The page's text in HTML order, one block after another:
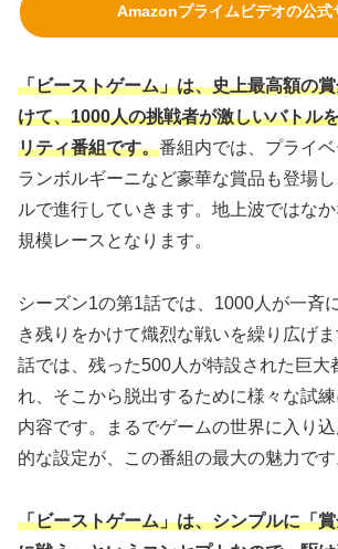
Amazonプライムビデオの公式
「ビーストゲーム」は、史上最高額の
けて、1000人の挑戦者が激しいバトル
リティ番組です。番組内では、プライ
ランボルギーニなど豪華な賞品も登場
ルで進行していきます。地上波ではな
規模レースとなります。
シーズン1の第1話では、1000人が一斉
き残りをかけて熾烈な戦いを繰り広げ
話では、残った500人が特設された巨大
れ、そこから脱出するために様々な試
内容です。まるでゲームの世界に入り
的な設定が、この番組の最大の魅力です
「ビーストゲーム」は、シンプルに「